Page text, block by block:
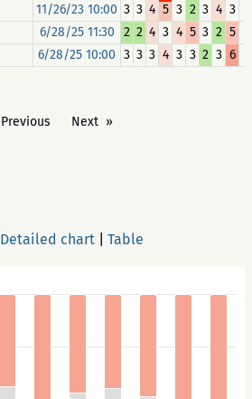
11/26/23 10:00 3 3 4 5 3 2 3 4 3
6/28/25 11:30 2 2 4 3 4 5 3 2 5
6/28/25 10:00 3 3 3 4 3 3 2 3 6
Previous Next
Detailed chart Table